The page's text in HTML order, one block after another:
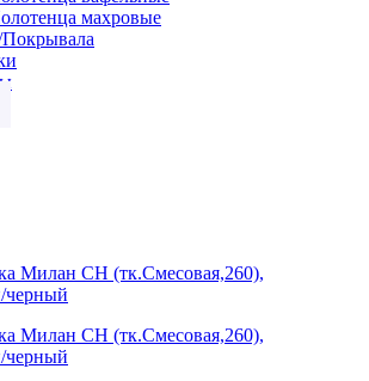
махровые